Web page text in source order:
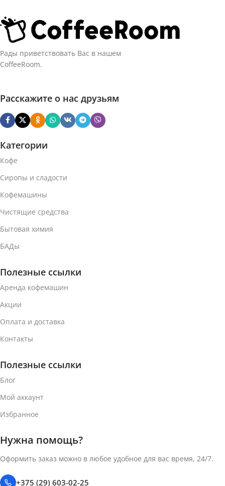
Рады приветствовать Вас в нашем
CoffeeRoom.
Расскажите о нас друзьям
Категории
Кофе
Сиропы и сладости
Кофемашины
Чистящие средства
Бытовая химия
БАДы
Полезные ссылки
Аренда кофемашин
Акции
Оплата и доставка
Контакты
Полезные ссылки
Блог
Мой аккаунт
Избранное
Нужна помощь?
Оформить заказ можно в любое удобное для вас время, 24/7.
+375 (29) 603-02-25